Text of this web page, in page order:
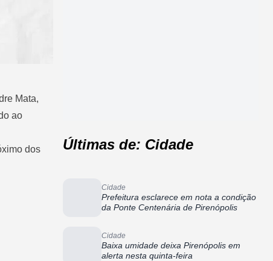
Mata,
ao
dos
Últimas de: Cidade
Cidade
Prefeitura esclarece em nota a condição
da Ponte Centenária de Pirenópolis
Cidade
Baixa umidade deixa Pirenópolis em
alerta nesta quinta-feira